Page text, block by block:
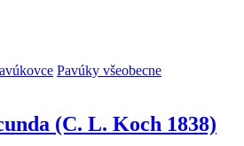
Pavúky všeobecne
(C. L. Koch 1838)